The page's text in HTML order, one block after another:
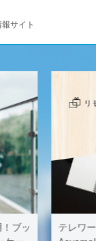
サイト
産」、
リ